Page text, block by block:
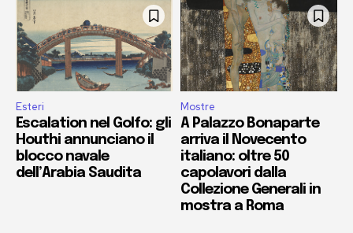
Esteri
Escalation nel Golfo: gli
Houthi annunciano il
blocco navale
dell’Arabia Saudita
Mostre
A Palazzo Bonaparte
arriva il Novecento
italiano: oltre 50
capolavori dalla
Collezione Generali in
mostra a Roma